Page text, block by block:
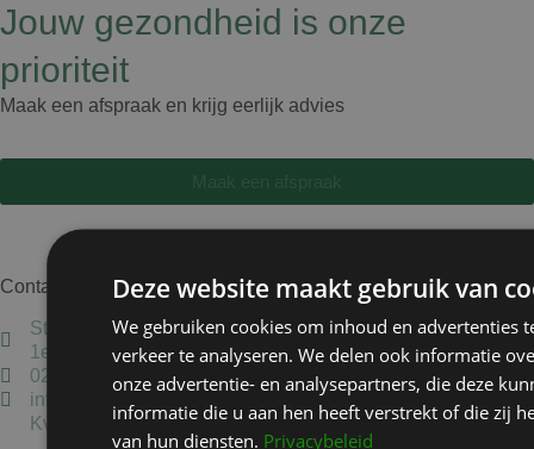
Jouw gezondheid is onze
prioriteit
Maak een afspraak en krijg eerlijk advies
Contact
Staten Bolwerk, Koetshuis 1,
1e etage, 2011 MK Haarlem
023-5837405
info@kliniekhetbolwerk.nl
Kvk: 34303038
Deze website maakt gebruik van
We gebruiken cookies om inhoud en advertenties
verkeer te analyseren. We delen ook informatie
onze advertentie- en analysepartners, die deze
informatie die u aan hen heeft verstrekt of die zij
van hun diensten. Privacybeleid